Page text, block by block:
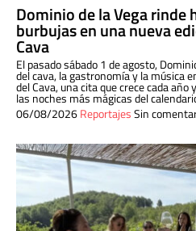
Dominio de la Vega rinde
burbujas en una nueva
Cava
El pasado sábado 1 de agosto,
del cava, la gastronomía y la música
del Cava, una cita que crece cada
las noches más mágicas del
06/08/2026ReportajesSin